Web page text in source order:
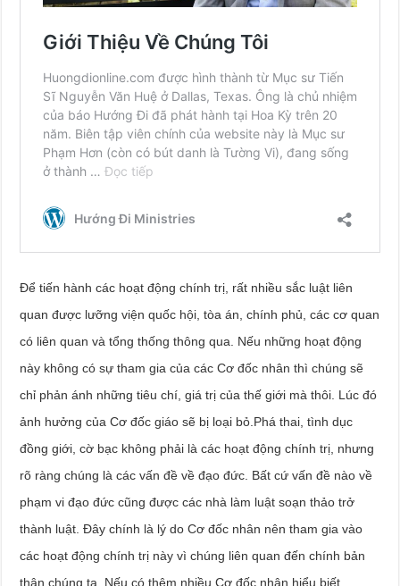
Để tiến hành các hoạt động chính trị, rất nhiều sắc luật liên
quan được lưỡng viện quốc hội, tòa án, chính phủ, các cơ quan
có liên quan và tổng thống thông qua. Nếu những hoạt động
này không có sự tham gia của các Cơ đốc nhân thì chúng sẽ
chỉ phản ánh những tiêu chí, giá trị của thế giới mà thôi. Lúc đó
ảnh hưởng của Cơ đốc giáo sẽ bị loại bỏ.Phá thai, tình dục
đồng giới, cờ bạc không phải là các hoạt động chính trị, nhưng
rõ ràng chúng là các vấn đề về đạo đức. Bất cứ vấn đề nào về
phạm vi đạo đức cũng được các nhà làm luật soạn thảo trở
thành luật. Đây chính là lý do Cơ đốc nhân nên tham gia vào
các hoạt động chính trị này vì chúng liên quan đến chính bản
thân chúng ta. Nếu có thêm nhiều Cơ đốc nhân hiểu biết